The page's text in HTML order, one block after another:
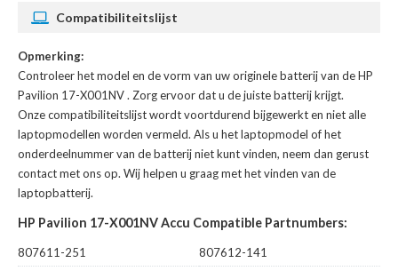
Compatibiliteitslijst
Opmerking:
Controleer het model en de vorm van uw originele batterij van de HP
Pavilion 17-X001NV. Zorg ervoor dat u de juiste batterij krijgt.
Onze compatibiliteitslijst wordt voortdurend bijgewerkt en niet alle
laptopmodellen worden vermeld. Als u het laptopmodel of het
onderdeelnummer van de batterij niet kunt vinden, neem dan gerust
contact met ons op. Wij helpen u graag met het vinden van de
laptopbatterij.
HP Pavilion 17-X001NV Accu Compatible Partnumbers:
807611-251
807612-141